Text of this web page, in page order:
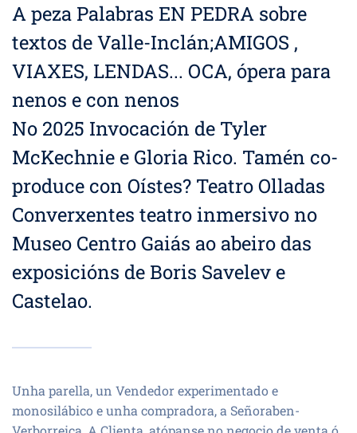
A peza Palabras EN PEDRA sobre
textos de Valle-Inclán;AMIGOS ,
VIAXES, LENDAS... OCA, ópera para
nenos e con nenos
No 2025 Invocación de Tyler
McKechnie e Gloria Rico. Tamén co-
produce con Oístes? Teatro Olladas
Converxentes teatro inmersivo no
Museo Centro Gaiás ao abeiro das
exposicións de Boris Savelev e
Castelao.
Unha parella, un Vendedor experimentado e
monosilábico e unha compradora, a Señoraben-